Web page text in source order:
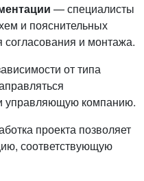
— специалисты
и пояснительных
и монтажа.
от типа
управляющую компанию.
проекта позволяет
соответствующую